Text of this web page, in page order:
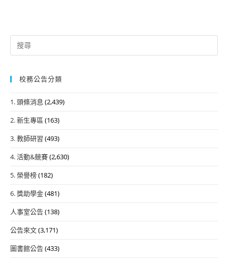
Search
for:
校務公告分類
1. 頭條消息 (2,439)
2. 新生專區 (163)
3. 教師研習 (493)
4. 活動&競賽(2,630)
5. 榮譽榜(182)
6. 獎助學金(481)
人事室公告(138)
公告來文(3,171)
圖書館公告(433)